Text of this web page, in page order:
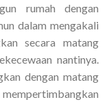
rumah dengan
dalam mengakali
secara matang
nantinya.
dengan matang